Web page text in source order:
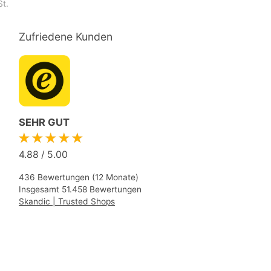
Zufriedene Kunden
SEHR GUT
★★★★★
4.88 / 5.00
436 Bewertungen (12 Monate)
Insgesamt 51.458 Bewertungen
Skandic | Trusted Shops